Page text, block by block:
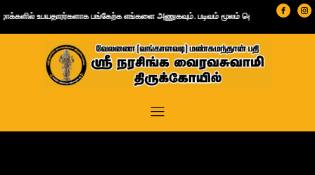
எங்களை அணுகவும். படிவம் மூலம் தொடர்பு கொள்ளஇங்கே கிளிக் செய்யவும் |